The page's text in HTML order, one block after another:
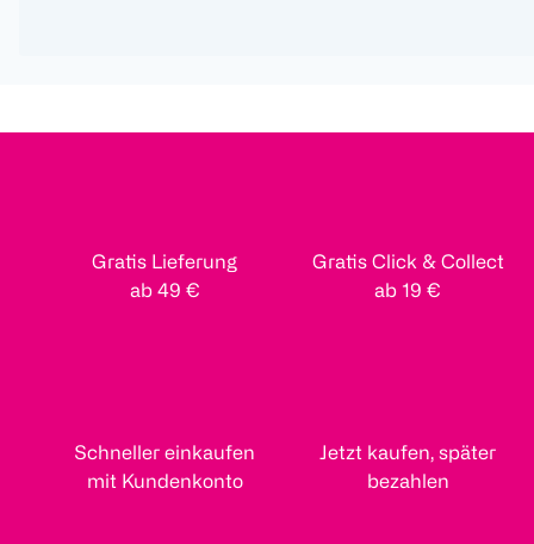
Gratis Lieferung
ab 49 €
Gratis Click & Collect
ab 19 €
Schneller einkaufen
mit Kundenkonto
Jetzt kaufen, später
bezahlen